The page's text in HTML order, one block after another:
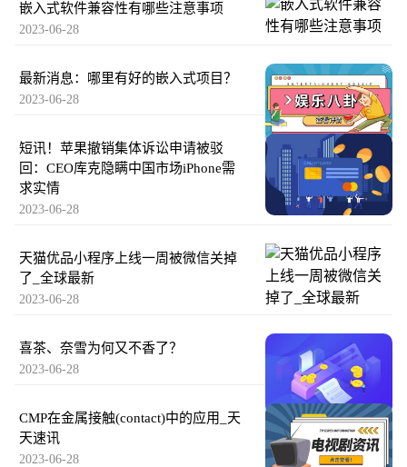
嵌入式软件兼容性有哪些注意事项
2023-06-28
最新消息：哪里有好的嵌入式项目？
2023-06-28
短讯！苹果撤销集体诉讼申请被驳
回：CEO库克隐瞒中国市场iPhone需
求实情
2023-06-28
天猫优品小程序上线一周被微信关掉
了_全球最新
2023-06-28
喜茶、奈雪为何又不香了？
2023-06-28
CMP在金属接触(contact)中的应用_天
天速讯
2023-06-28